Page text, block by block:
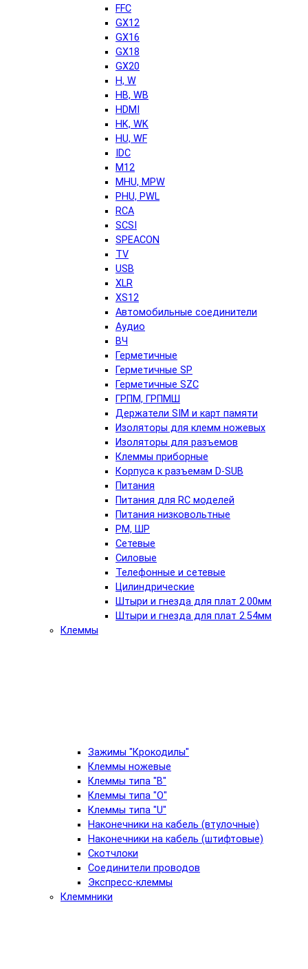
FFC
GX12
GX16
GX18
GX20
H, W
HB, WB
HDMI
HK, WK
HU, WF
IDC
M12
MHU, MPW
PHU, PWL
RCA
SCSI
SPEACON
TV
USB
XLR
XS12
Автомобильные соединители
Аудио
ВЧ
Герметичные
Герметичные SP
Герметичные SZC
ГРПМ, ГРПМШ
Держатели SIM и карт памяти
Изоляторы для клемм ножевых
Изоляторы для разъемов
Клеммы приборные
Корпуса к разъемам D-SUB
Питания
Питания для RC моделей
Питания низковольтные
РМ, ШР
Сетевые
Силовые
Телефонные и сетевые
Цилиндрические
Штыри и гнезда для плат 2.00мм
Штыри и гнезда для плат 2.54мм
Клеммы
Зажимы "Крокодилы"
Клеммы ножевые
Клеммы типа "B"
Клеммы типа "O"
Клеммы типа "U"
Наконечники на кабель (втулочные)
Наконечники на кабель (штифтовые)
Скотчлоки
Соединители проводов
Экспресс-клеммы
Клеммники